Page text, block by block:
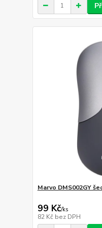
Marvo DMS002GY
99 Kč/ks
82 Kč bez DPH